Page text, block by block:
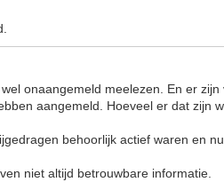
onaangemeld meelezen. En er
aangemeld. Hoeveel er dat zijn
behoorlijk actief waren en
niet altijd betrouwbare informatie.